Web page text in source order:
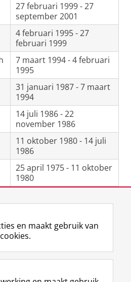
27 februari 1999 - 27
september 2001
4 februari 1995 - 27
februari 1999
7 maart 1994 - 4 februari
1995
31 januari 1987 - 7 maart
1994
14 juli 1986 - 22
november 1986
11 oktober 1980 - 14 juli
1986
25 april 1975 - 11 oktober
1980
2024 09:14
F
a
L
i
R
S
I
n
Y
o
en maakt gebruik van